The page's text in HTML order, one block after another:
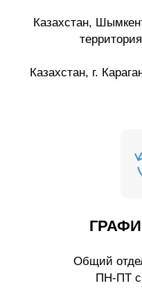
Казахстан,
Казахстан, г.
Общий
ПН-ПТ с